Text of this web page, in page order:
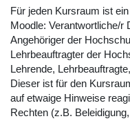
Für jeden Kursraum ist
Moodle: Verantwortliche/r
Angehöriger der
Lehrbeauftragter der
Lehrende,
Dieser ist für den
auf etwaige Hinweise
Rechten (z.B.